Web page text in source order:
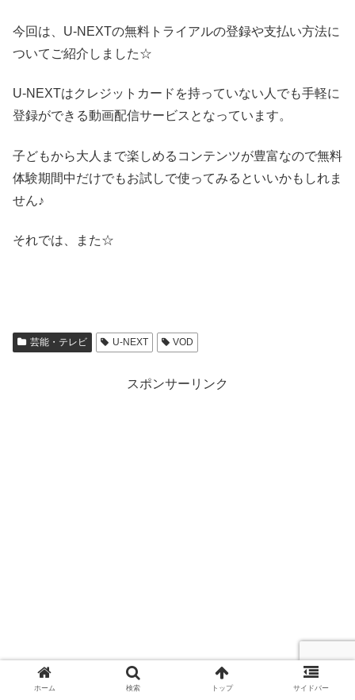
今回は、U-NEXTの無料トライアルの登録や支払い方法に
ついてご紹介しました☆
U-NEXTはクレジットカードを持っていない人でも手軽に
登録ができる動画配信サービスとなっています。
子どもから大人まで楽しめるコンテンツが豊富なので無料
体験期間中だけでもお試しで使ってみるといいかもしれま
せん♪
それでは、また☆
芸能・テレビ U-NEXT VOD
スポンサーリンク
ホーム 検索 トップ サイドバー